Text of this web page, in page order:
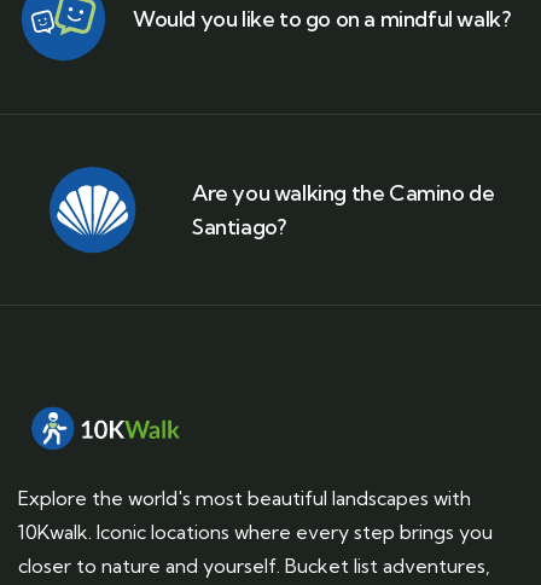
Would you like to go on a mindful walk?
Are you walking the Camino de
Santiago?
Explore the world's most beautiful landscapes with
10Kwalk. Iconic locations where every step brings you
closer to nature and yourself. Bucket list adventures,